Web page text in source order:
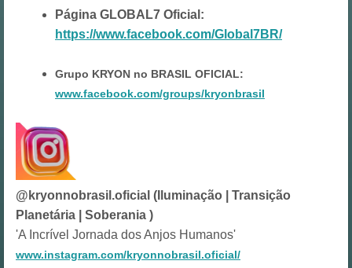
Página GLOBAL7 Oficial:
https://www.facebook.com/Global7BR/
Grupo KRYON no BRASIL OFICIAL:
www.facebook.com/groups/kryonbrasil
@kryonnobrasil.oficial (Iluminação | Transição
Planetária | Soberania )
'A Incrível Jornada dos Anjos Humanos'
www.instagram.com/kryonnobrasil.oficial/